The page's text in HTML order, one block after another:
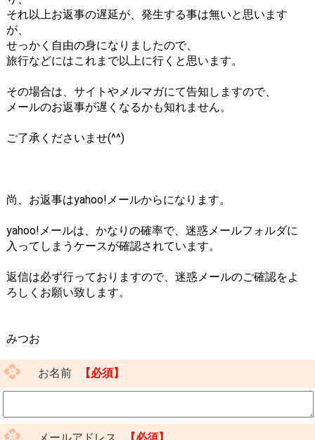
それ以上お返事の遅延が、発生する事は無いと思います
が、
せっかく自由の身になりましたので、
旅行などにはこれまで以上に行くと思います。
その場合は、サイトやメルマガにて告知しますので、
メールのお返事が遅くなるかも知れません。
ご了承くださいませ(^^)
尚、お返事はyahoo!メールからになります。
yahoo!メールは、かなりの確率で、迷惑メールフォルダに
入ってしまうケースが確認されています。
返信は必ず行っておりますので、迷惑メールのご確認をよ
ろしくお願い致します。
みつお
お名前 【必須】